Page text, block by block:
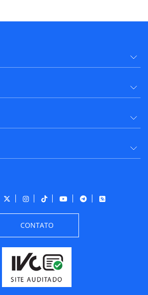
CONTATO